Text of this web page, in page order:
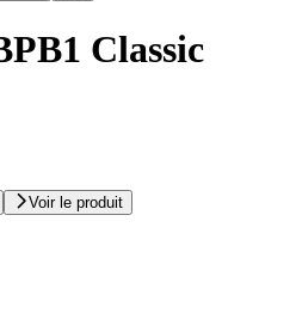
Classic
Voir le produit